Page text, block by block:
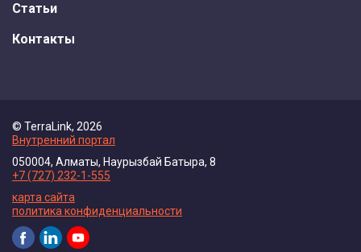
Статьи
Контакты
© TerraLink, 2026
Внутренний портал
050004, Алматы, Наурызбай Батыра, 8
+7 (727) 232-1-555
карта сайта
политика конфиденциальности